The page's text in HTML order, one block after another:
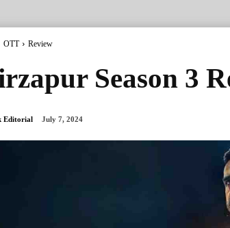
OTT Review
Season 3
Editorial July 7, 2024